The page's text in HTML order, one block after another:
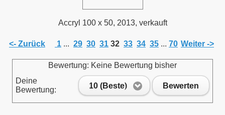
Accryl 100 x 50, 2013, verkauft
<- Zurück 1 ... 29 30 31 32 33 34 35 ... 70 Weiter ->
Bewertung: Keine Bewertung bisher
Deine
Bewertung:
10 (Beste) Bewerten